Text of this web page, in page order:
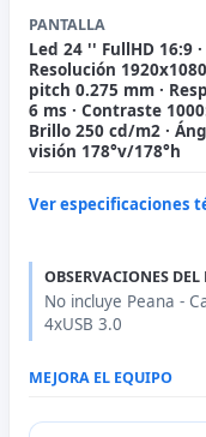
PANTALLA
Led 24 '' FullHD 16:9 ·
Resolución
pitch 0.275 mm ·
6 ms · Contraste
Brillo 250 cd/m2 ·
visión 178°v/178°h
Ver especificaciones
OBSERVACIONES
No incluye Peana -
4xUSB 3.0